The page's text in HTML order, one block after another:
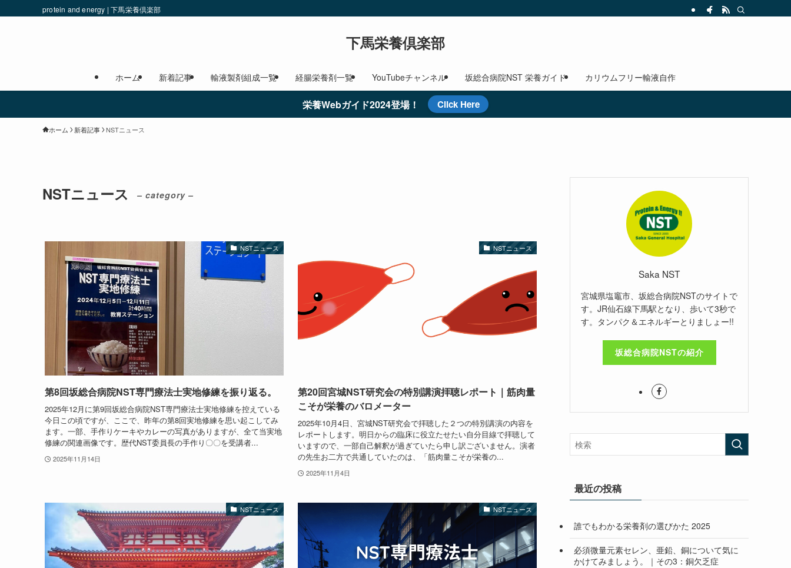
protein and energy | 下馬栄養倶楽部
下馬栄養倶楽部
ホーム 新着記事 輸液製剤組成一覧 経腸栄養剤一覧 YouTubeチャンネル 坂総合病院NST 栄養ガイド カリウムフリー輸液自作
栄養Webガイド2024登場！ Click Here
ホーム 新着記事 NSTニュース
NSTニュース – category –
NSTニュース
第8回坂総合病院NST専門療法士実地修練を振り返る。
2025年12月に第9回坂総合病院NST専門療法士実地修練を控えている
今日この頃ですが、ここで、昨年の第8回実地修練を思い起こしてみ
ます。一部、手作りケーキやカレーの写真がありますが、全て当実地
修練の関連画像です。歴代NST委員長の手作り〇〇を受講者...
2025年11月14日
NSTニュース
第20回宮城NST研究会の特別講演拝聴レポート｜筋肉量
こそが栄養のバロメーター
2025年10月4日、宮城NST研究会で拝聴した２つの特別講演の内容を
レポートします。明日からの臨床に役立たせたい自分目線で拝聴して
いますので、一部自己解釈が過ぎていたら申し訳ございません。演者
の先生お二方で共通していたのは、「筋肉量こそが栄養の...
2025年11月4日
NSTニュース NSTニュース
Saka NST
宮城県塩竈市、坂総合病院NSTのサイトで
す。JR仙石線下馬駅となり、歩いて3秒で
す。タンパク＆エネルギーとりましょー!!
坂総合病院NSTの紹介
最近の投稿
誰でもわかる栄養剤の選びかた 2025
必須微量元素セレン、亜鉛、銅について気に
かけてみましょう。｜その3：銅欠乏症